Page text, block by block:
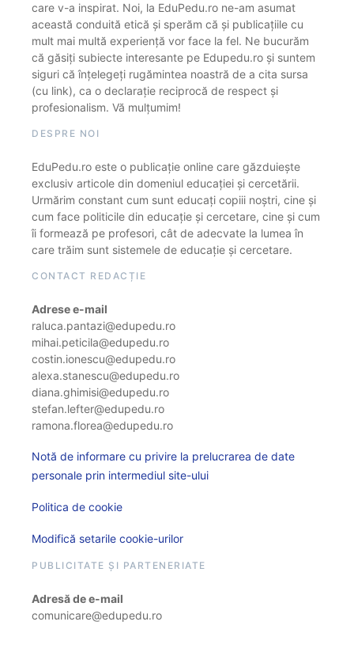
care v-a inspirat. Noi, la EduPedu.ro ne-am asumat
această conduită etică și sperăm că și publicațiile cu
mult mai multă experiență vor face la fel. Ne bucurăm
că găsiți subiecte interesante pe Edupedu.ro și suntem
siguri că înțelegeți rugămintea noastră de a cita sursa
(cu link), ca o declarație reciprocă de respect și
profesionalism. Vă mulțumim!
DESPRE NOI
EduPedu.ro este o publicație online care găzduiește
exclusiv articole din domeniul educației și cercetării.
Urmărim constant cum sunt educați copiii noștri, cine și
cum face politicile din educație și cercetare, cine și cum
îi formează pe profesori, cât de adecvate la lumea în
care trăim sunt sistemele de educație și cercetare.
CONTACT REDACȚIE
Adrese e-mail
raluca.pantazi@edupedu.ro
mihai.peticila@edupedu.ro
costin.ionescu@edupedu.ro
alexa.stanescu@edupedu.ro
diana.ghimisi@edupedu.ro
stefan.lefter@edupedu.ro
ramona.florea@edupedu.ro
Notă de informare cu privire la prelucrarea de date
personale prin intermediul site-ului
Politica de cookie
Modifică setarile cookie-urilor
PUBLICITATE ȘI PARTENERIATE
Adresă de e-mail
comunicare@edupedu.ro